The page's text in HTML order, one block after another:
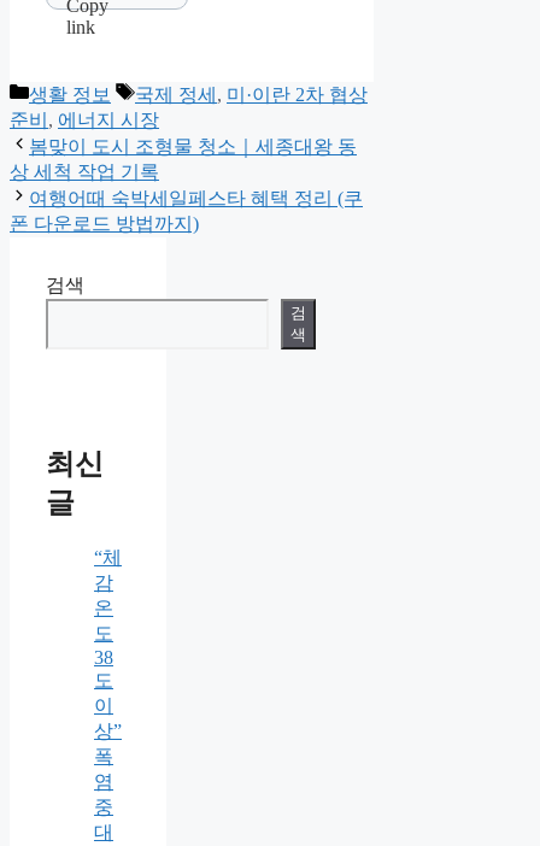
Categories
생활 정보 Tags
국제 정세 , 미·이란 2차 협상
준비 , 에너지 시장
봄맞이 도시 조형물 청소｜세종대왕 동
상 세척 작업 기록
여행어때 숙박세일페스타 혜택 정리 (쿠
폰 다운로드 방법까지)
검색
검
색
최신
글
“체
감
온
도
38
도
이
상”
폭
염
중
대